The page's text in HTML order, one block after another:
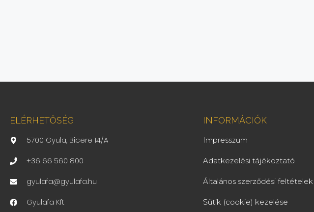
ELÉRHETŐSÉG
5700 Gyula, Bicere 14/A
+36 66 560 800
gyulafa@gyulafa.hu
Gyulafa Kft
INFORMÁCIÓK
Impresszum
Adatkezelési tájékoztató
Általános szerződési feltételek
Sütik (cookie) kezelése